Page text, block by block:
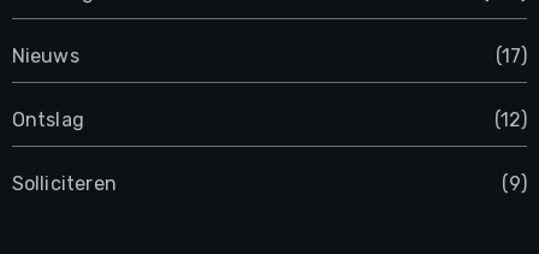
Nieuws (17)
Ontslag (12)
Solliciteren (9)